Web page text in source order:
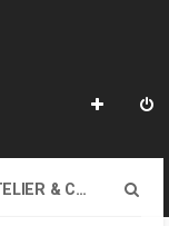
ATELIER & CRÉATION